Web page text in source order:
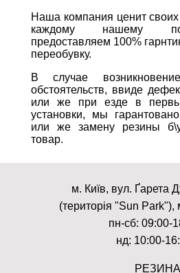
Наша компания ценит
каждому нашему
предоставляем 100%
переобувку.
В случае
обстоятельств, ввиде
или же при езде в
установки, мы
или же замену резины
товар.
м. Київ, вул. Ґарета
(територія "Sun Park"),
пн-сб: 09:00-
нд: 10:00-